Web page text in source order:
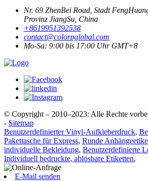
Nr. 69 ZhenBei Road, Stadt
Provinz JiangSu, China
+8619951392538
contact@colorpglobal.com
Mo-Sa: 9:00 bis 17:00 Uhr GMT+8
© Copyright – 2010–2023: Alle Rechte
- Sitemap
Benutzerdefinierter Vinyl-Aufkleberdruck,
Pakettasche für Express, Runde
individuelle Bekleidung, Benutzerdefinierte
Individuell bedruckte, ablösbare Etiketten,
E-Mail senden